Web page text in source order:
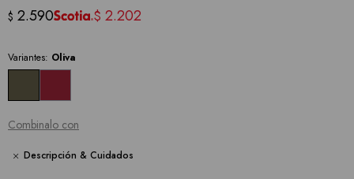
$ 2.590 $ 2.202
Variantes: Oliva
Combinalo con
Descripción & Cuidados